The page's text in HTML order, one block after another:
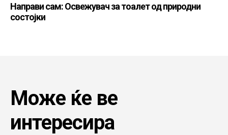
Направи сам: Освежувач за тоалет од природни
состојки
Може ќе ве
интересира